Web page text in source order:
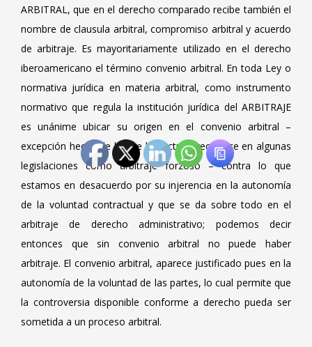
ARBITRAL, que en el derecho comparado recibe también el
nombre de clausula arbitral, compromiso arbitral y acuerdo
de arbitraje. Es mayoritariamente utilizado en el derecho
iberoamericano el término convenio arbitral. En toda Ley o
normativa jurídica en materia arbitral, como instrumento
normativo que regula la institución jurídica del ARBITRAJE
es unánime ubicar su origen en el convenio arbitral –
excepción hecha de lo que la doctrina reconoce en algunas
legislaciones como arbitraje forzoso – contra lo que
estamos en desacuerdo por su injerencia en la autonomía
de la voluntad contractual y que se da sobre todo en el
arbitraje de derecho administrativo; podemos decir
entonces que sin convenio arbitral no puede haber
arbitraje. El convenio arbitral, aparece justificado pues en la
autonomía de la voluntad de las partes, lo cual permite que
la controversia disponible conforme a derecho pueda ser
sometida a un proceso arbitral.